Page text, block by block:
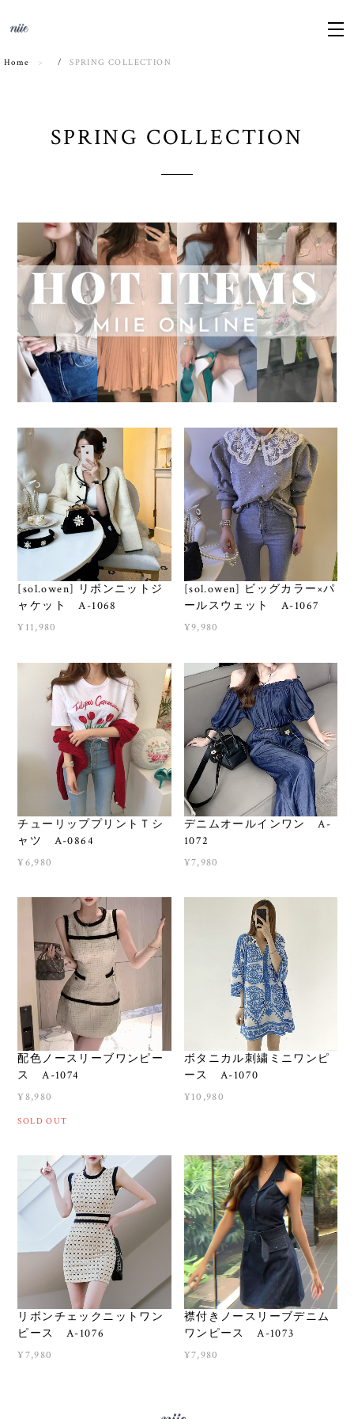
Home SPRING COLLECTION
SPRING COLLECTION
[sol.owen] リボンニットジ
ャケット A-1068
¥11,980
[sol.owen] ビッグカラー×パ
ールスウェット A-1067
¥9,980
チューリッププリントＴシ
ャツ A-0864
¥6,980
デニムオールインワン A-
1072
¥7,980
配色ノースリーブワンピー
ス A-1074
¥8,980
SOLD OUT
ボタニカル刺繍ミニワンピ
ース A-1070
¥10,980
リボンチェックニットワン
ピース A-1076
¥7,980
襟付きノースリーブデニム
ワンピース A-1073
¥7,980